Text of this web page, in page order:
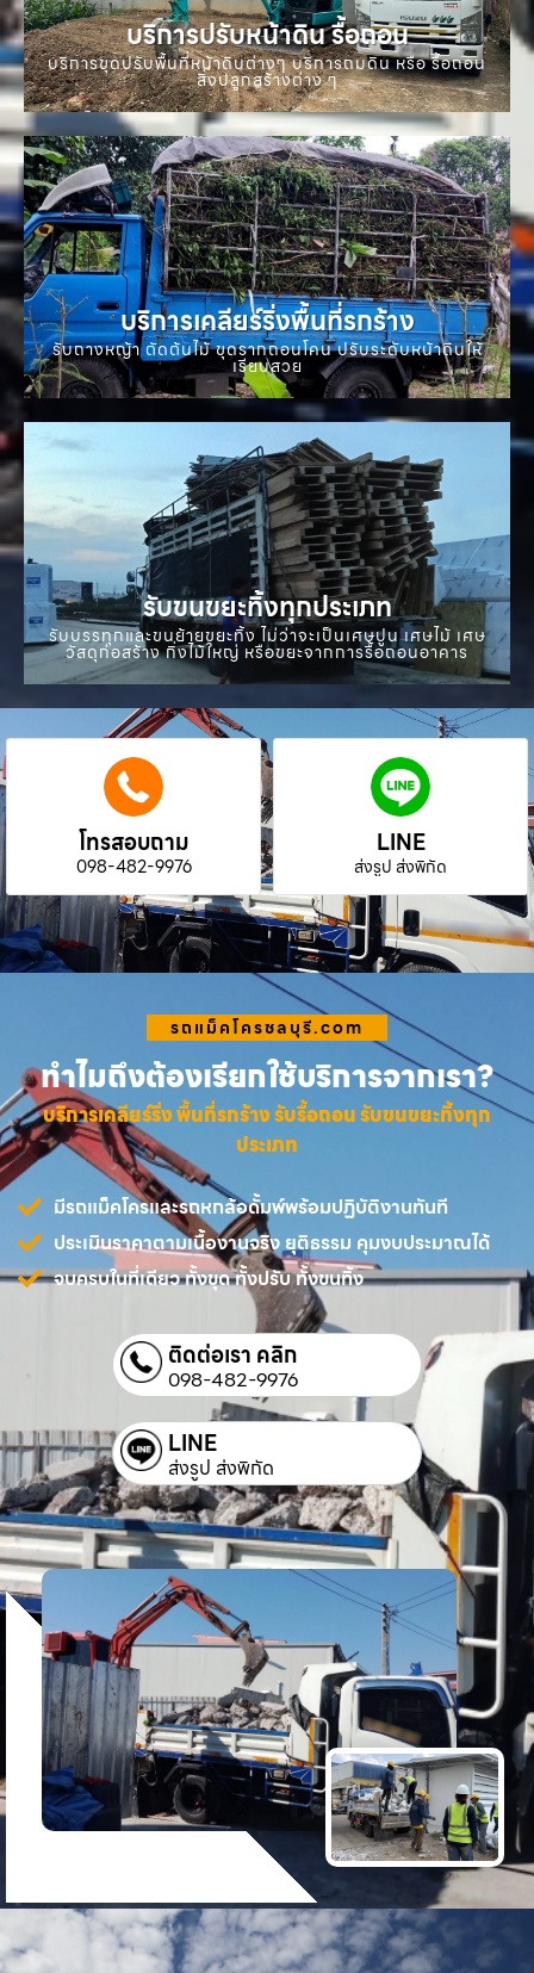
บริการปรับหน้าดิน รื้อถอน
บริการขุดปรับพื้นที่หน้าดินต่างๆ บริการถมดิน หรือ รื้อถอน
สิ่งปลูกสร้างต่าง ๆ
บริการเคลียร์ริ่งพื้นที่รกร้าง
รับถางหญ้า ตัดต้นไม้ ขุดรากถอนโคน ปรับระดับหน้าดินให้
เรียบสวย
รับขนขยะทิ้งทุกประเภท
รับบรรทุกและขนย้ายขยะทิ้ง ไม่ว่าจะเป็นเศษปูน เศษไม้ เศษ
วัสดุก่อสร้าง กิ่งไม้ใหญ่ หรือขยะจากการรื้อถอนอาคาร
โทรสอบถาม
098-482-9976
LINE
ส่งรูป ส่งพิกัด
รถแม็คโครชลบุรี.com
ทำไมถึงต้องเรียกใช้บริการจากเรา?
บริการเคลียร์ริ่ง พื้นที่รกร้าง รับรื้อถอน รับขนขยะทิ้งทุก
ประเภท
มีรถแม็คโครและรถหกล้อดั้มพ์พร้อมปฏิบัติงานทันที
ประเมินราคาตามเนื้องานจริง ยุติธรรม คุมงบประมาณได้
จบครบในที่เดียว ทั้งขุด ทั้งปรับ ทั้งขนทิ้ง
ติดต่อเรา คลิก
098-482-9976
LINE
ส่งรูป ส่งพิกัด